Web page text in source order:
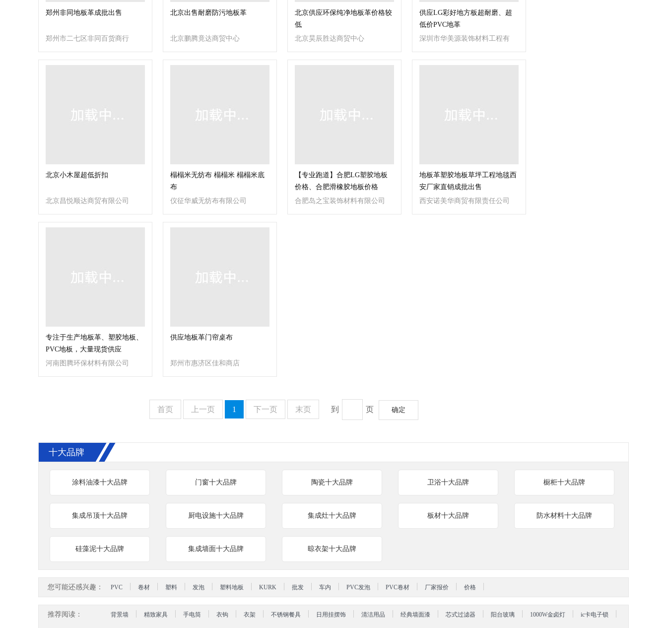
郑州非同地板革成批出售
郑州市二七区非同百货商行
北京出售耐磨防污地板革
北京鹏腾竟达商贸中心
北京供应环保纯净地板革价格较
低
北京昊辰胜达商贸中心
供应LG彩好地方板超耐磨、超
低价PVC地革
深圳市华美源装饰材料工程有
限公司
北京小木屋超低折扣
北京昌悦顺达商贸有限公司
榻榻米无纺布 榻榻米 榻榻米底
布
仪征华威无纺布有限公司
【专业跑道】合肥LG塑胶地板
价格、合肥滑橡胶地板价格
合肥岛之宝装饰材料有限公司
地板革塑胶地板草坪工程地毯西
安厂家直销成批出售
西安诺美华商贸有限责任公司
专注于生产地板革、塑胶地板、
PVC地板，大量现货供应
河南图腾环保材料有限公司
供应地板革门帘桌布
郑州市惠济区佳和商店
首页 上一页 1 下一页 末页 到 页 确定
十大品牌
涂料油漆十大品牌 门窗十大品牌 陶瓷十大品牌 卫浴十大品牌 橱柜十大品牌
集成吊顶十大品牌 厨电设施十大品牌 集成灶十大品牌 板材十大品牌 防水材料十大品牌
硅藻泥十大品牌 集成墙面十大品牌 晾衣架十大品牌
您可能还感兴趣： PVC 卷材 塑料 发泡 塑料地板 KURK 批发 车内 PVC发泡 PVC卷材 厂家报价 价格
推荐阅读： 背景墙 精致家具 手电筒 衣钩 衣架 不锈钢餐具 日用挂摆饰 清洁用品 经典墙面漆 芯式过滤器 阳台玻璃 1000W金卤灯 ic卡电子锁